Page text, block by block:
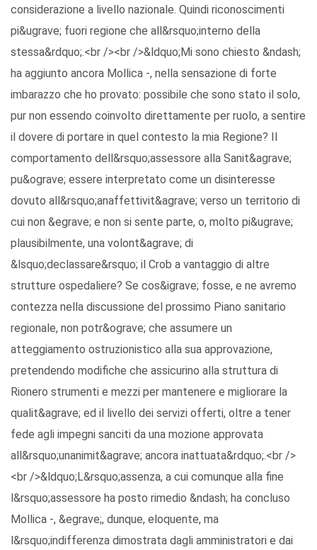
considerazione a livello nazionale. Quindi riconoscimenti
pi&ugrave; fuori regione che all&rsquo;interno della
stessa&rdquo;.<br /><br />&ldquo;Mi sono chiesto &ndash;
ha aggiunto ancora Mollica -, nella sensazione di forte
imbarazzo che ho provato: possibile che sono stato il solo,
pur non essendo coinvolto direttamente per ruolo, a sentire
il dovere di portare in quel contesto la mia Regione? Il
comportamento dell&rsquo;assessore alla Sanit&agrave;
pu&ograve; essere interpretato come un disinteresse
dovuto all&rsquo;anaffettivit&agrave; verso un territorio di
cui non &egrave; e non si sente parte, o, molto pi&ugrave;
plausibilmente, una volont&agrave; di
&lsquo;declassare&rsquo; il Crob a vantaggio di altre
strutture ospedaliere? Se cos&igrave; fosse, e ne avremo
contezza nella discussione del prossimo Piano sanitario
regionale, non potr&ograve; che assumere un
atteggiamento ostruzionistico alla sua approvazione,
pretendendo modifiche che assicurino alla struttura di
Rionero strumenti e mezzi per mantenere e migliorare la
qualit&agrave; ed il livello dei servizi offerti, oltre a tener
fede agli impegni sanciti da una mozione approvata
all&rsquo;unanimit&agrave; ancora inattuata&rdquo;.<br />
<br />&ldquo;L&rsquo;assenza, a cui comunque alla fine
l&rsquo;assessore ha posto rimedio &ndash; ha concluso
Mollica -, &egrave;, dunque, eloquente, ma
l&rsquo;indifferenza dimostrata dagli amministratori e dai